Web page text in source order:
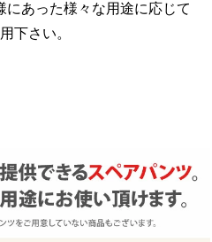
にあった様々な用途に応じて
下さい。